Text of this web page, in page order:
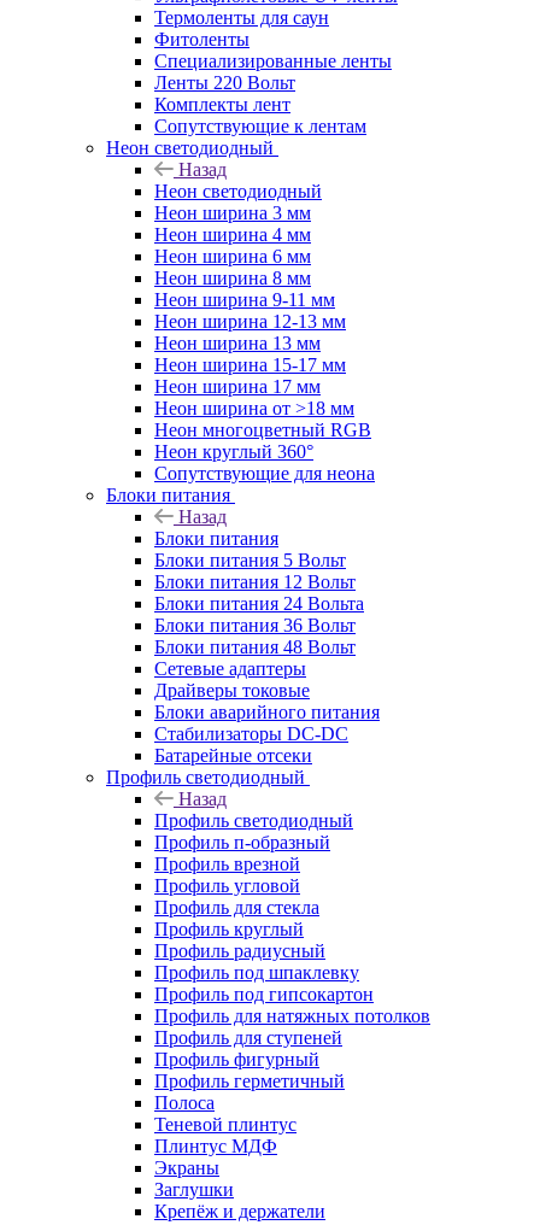
Термоленты для саун
Фитоленты
Специализированные ленты
Ленты 220 Вольт
Комплекты лент
Сопутствующие к лентам
Неон светодиодный
Назад
Неон светодиодный
Неон ширина 3 мм
Неон ширина 4 мм
Неон ширина 6 мм
Неон ширина 8 мм
Неон ширина 9-11 мм
Неон ширина 12-13 мм
Неон ширина 13 мм
Неон ширина 15-17 мм
Неон ширина 17 мм
Неон ширина от >18 мм
Неон многоцветный RGB
Неон круглый 360°
Сопутствующие для неона
Блоки питания
Назад
Блоки питания
Блоки питания 5 Вольт
Блоки питания 12 Вольт
Блоки питания 24 Вольта
Блоки питания 36 Вольт
Блоки питания 48 Вольт
Сетевые адаптеры
Драйверы токовые
Блоки аварийного питания
Стабилизаторы DC-DC
Батарейные отсеки
Профиль светодиодный
Назад
Профиль светодиодный
Профиль п-образный
Профиль врезной
Профиль угловой
Профиль для стекла
Профиль круглый
Профиль радиусный
Профиль под шпаклевку
Профиль под гипсокартон
Профиль для натяжных потолков
Профиль для ступеней
Профиль фигурный
Профиль герметичный
Полоса
Теневой плинтус
Плинтус МДФ
Экраны
Заглушки
Крепёж и держатели